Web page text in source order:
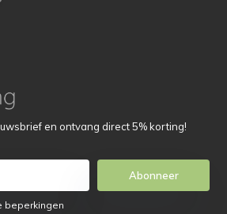
en ontvang direct 5% korting!
Abonneer
beperkingen